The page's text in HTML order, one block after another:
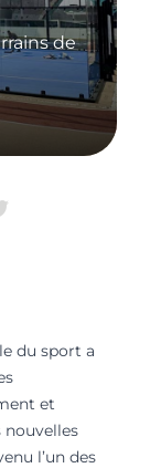
de
du sport a
et
l’un des